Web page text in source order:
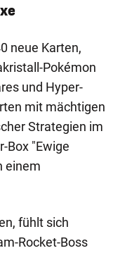
neue Karten,
Pokémon
und Hyper-
mit mächtigen
Strategien im
Box "Ewige
einem
fühlt sich
Rocket-Boss